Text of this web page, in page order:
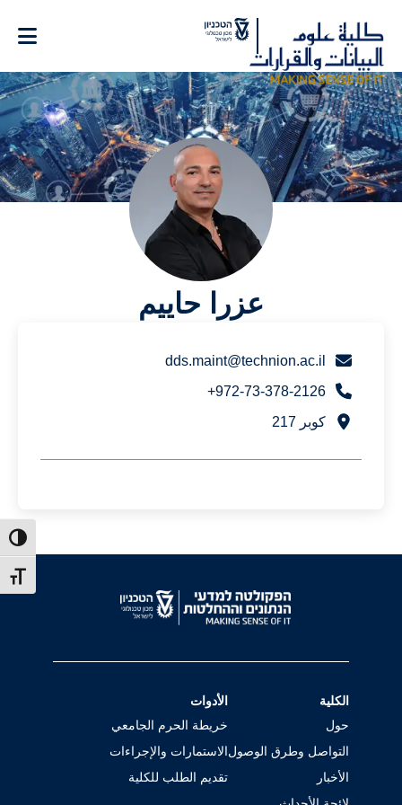
Content
size
عزرا حاييم
dds.maint@technion.ac.il
972-73-378-2126+
كوبر 217
الكلية
حول
التواصل وطرق الوصول
الأخبار
الأدوات
خريطة الحرم الجامعي
الاستمارات والإجراءات
تقديم الطلب للكلية